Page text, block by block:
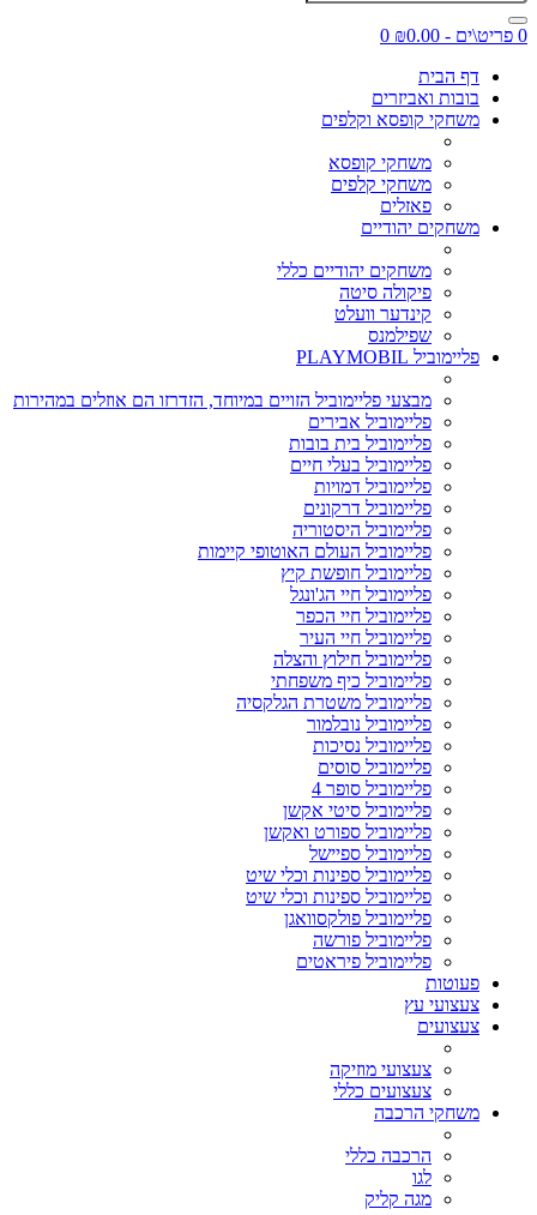
0 פריט\ים - ₪0.00
0
דף הבית
בובות ואביזרים
משחקי קופסא וקלפים
משחקי קופסא
משחקי קלפים
פאזלים
משחקים יהודיים
משחקים יהודיים כללי
פיקולה סיטה
קינדער וועלט
שפילמנס
פליימוביל PLAYMOBIL
מבצעי פליימוביל הזויים במיוחד, הזדרזו הם אוזלים במהירות
פליימוביל אבירים
פליימוביל בית בובות
פליימוביל בעלי חיים
פליימוביל דמויות
פליימוביל דרקונים
פליימוביל היסטוריה
פליימוביל העולם האוטופי קיימות
פליימוביל חופשת קיץ
פליימוביל חיי הג'ונגל
פליימוביל חיי הכפר
פליימוביל חיי העיר
פליימוביל חילוץ והצלה
פליימוביל כיף משפחתי
פליימוביל משטרת הגלקסיה
פליימוביל נובלמור
פליימוביל נסיכות
פליימוביל סוסים
פליימוביל סופר 4
פליימוביל סיטי אקשן
פליימוביל ספורט ואקשן
פליימוביל ספיישל
פליימוביל ספינות וכלי שיט
פליימוביל ספינות וכלי שיט
פליימוביל פולקסוואגן
פליימוביל פורשה
פליימוביל פיראטים
פעוטות
צעצועי עץ
צעצועים
צעצועי מוזיקה
צעצועים כללי
משחקי הרכבה
הרכבה כללי
לגו
מגה קליק